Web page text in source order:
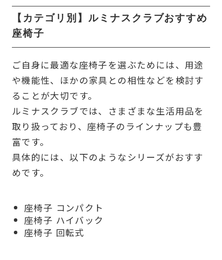
【カテゴリ別】ルミナスクラブおすすめ
座椅子
ご自身に最適な座椅子を選ぶためには、用途
や機能性、ほかの家具との相性などを検討す
ることが大切です。
ルミナスクラブでは、さまざまな生活用品を
取り扱っており、座椅子のラインナップも豊
富です。
具体的には、以下のようなシリーズがおすす
めです。
座椅子 コンパクト
座椅子 ハイバック
座椅子 回転式